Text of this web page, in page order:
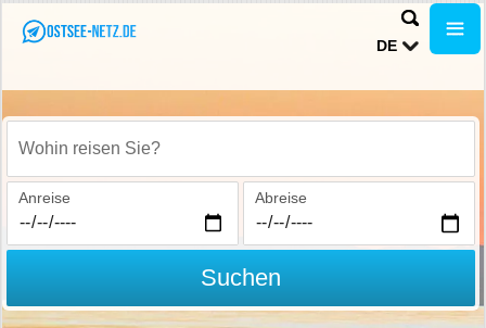
DE
Wohin reisen Sie?
Anreise Abreise
Suchen